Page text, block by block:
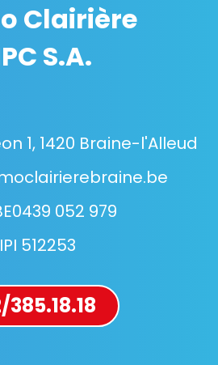
Clairière
S.A.
1, 1420 Braine-l'Alleud
052 979
IPI 512253
385.18.18